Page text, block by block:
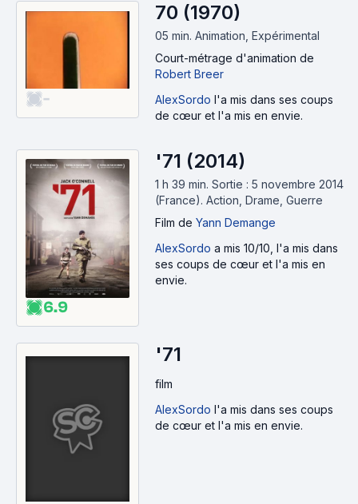
-
70 (1970)
05 min. Animation, Expérimental
Court-métrage d'animation de
Robert Breer
AlexSordo l'a mis dans ses coups
de cœur et l'a mis en envie.
6.9
'71 (2014)
1 h 39 min. Sortie : 5 novembre 2014
(France). Action, Drame, Guerre
Film de Yann Demange
AlexSordo a mis 10/10, l'a mis dans
ses coups de cœur et l'a mis en
envie.
'71
film
AlexSordo l'a mis dans ses coups
de cœur et l'a mis en envie.